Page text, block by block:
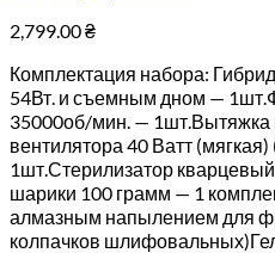
2,799.00₴
Комплектация набора:
54Вт. и съемным дном —
35000об/мин. — 1шт.Вытяжка
вентилятора 40 Ватт
1шт.Стерилизатор
шарики 100 грамм — 1
алмазным напылением для
колпачков